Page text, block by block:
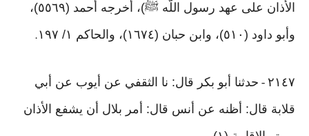
الأذان على عهد رسول اللَّه ﷺ)، أخرجه أحمد (٥٥٦٩)،
وأبو داود (٥١٠)، وابن حبان (١٦٧٤)، والحاكم ١/ ١٩٧
.
٢١٤٧ - حدثنا أبو بكر قال: نا الثقفي عن أيوب عن أبي
قلابة قال: أظنه عن أنس قال: أمر بلال أن يشفع الأذان